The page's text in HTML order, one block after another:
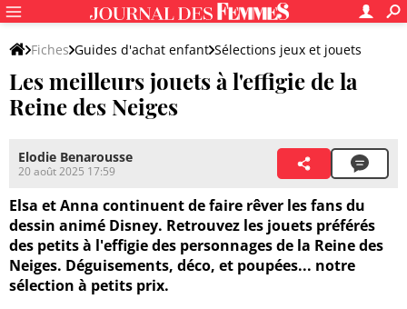
Fiches Guides d'achat enfant Sélections jeux et jouets
Les meilleurs jouets à l'effigie de la
Reine des Neiges
Elodie Benarousse
20 août 2025 17:59
Elsa et Anna continuent de faire rêver les fans du
dessin animé Disney. Retrouvez les jouets préférés
des petits à l'effigie des personnages de la Reine des
Neiges. Déguisements, déco, et poupées... notre
sélection à petits prix.